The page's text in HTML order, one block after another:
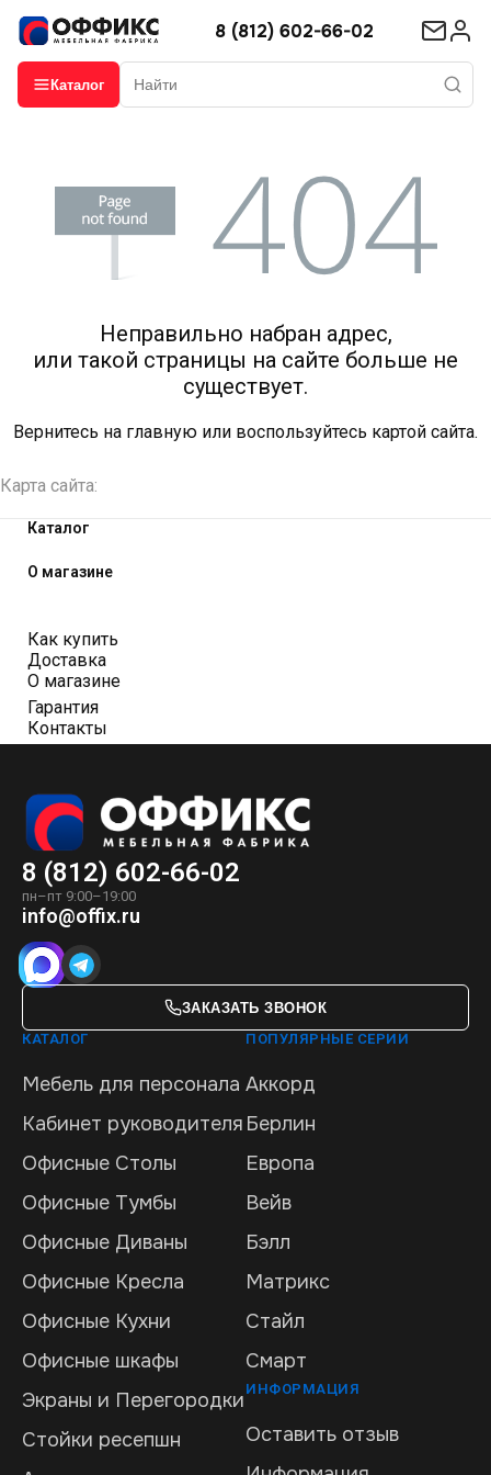
8 (812) 602-66-02
Каталог
Неправильно набран адрес,
или такой страницы на сайте больше не
существует.
Вернитесь на главную или воспользуйтесь картой сайта.
Карта сайта:
Каталог
О магазине
Как купить
Доставка
О магазине
Гарантия
Контакты
8 (812) 602-66-02
пн–пт 9:00–19:00
info@offix.ru
ЗАКАЗАТЬ ЗВОНОК
КАТАЛОГ
Мебель для персонала
Кабинет руководителя
Офисные Столы
Офисные Тумбы
Офисные Диваны
Офисные Кресла
Офисные Кухни
Офисные шкафы
Экраны и Перегородки
Стойки ресепшн
ПОПУЛЯРНЫЕ СЕРИИ
Аккорд
Берлин
Европа
Вейв
Бэлл
Матрикс
Стайл
Смарт
ИНФОРМАЦИЯ
Оставить отзыв